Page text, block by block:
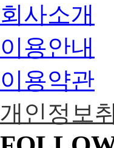
회사소개
이용안내
이용약관
개인정보